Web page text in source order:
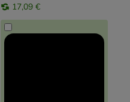
17,09 €